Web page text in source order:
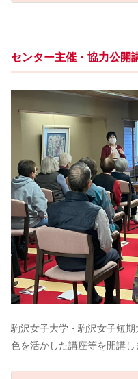
センター主催・協力公開
駒沢女子大学・駒沢女子短
色を活かした講座等を開講し